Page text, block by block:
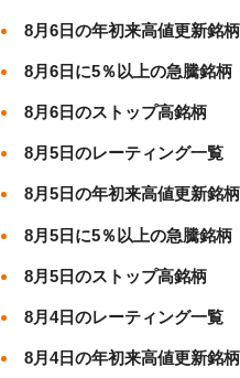
8月6日の年初来高値更新銘柄
8月6日に5％以上の急騰銘柄
8月6日のストップ高銘柄
8月5日のレーティング一覧
8月5日の年初来高値更新銘柄
8月5日に5％以上の急騰銘柄
8月5日のストップ高銘柄
8月4日のレーティング一覧
8月4日の年初来高値更新銘柄